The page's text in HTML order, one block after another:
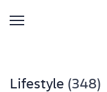
Lifestyle 348